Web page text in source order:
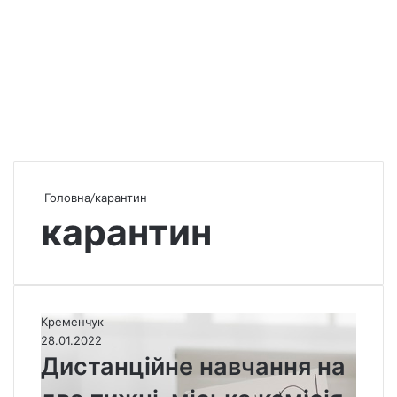
Головна/карантин
карантин
Д
и
с
т
Кременчук
28.01.2022
Дистанційне навчання на